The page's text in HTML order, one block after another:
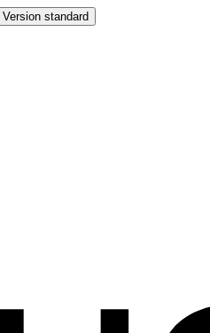
Version standard